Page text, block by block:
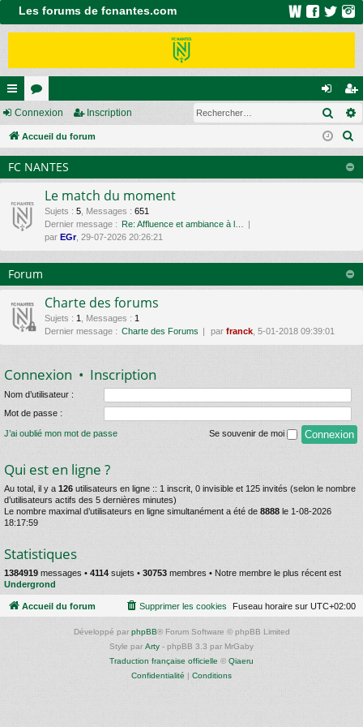
Les forums de fcnantes.com
ac
co
ur
ci
or
u
m
s
on
ne
on
ns
cri
pti
on
Connexion Inscription
Accueil du forum
FC NANTES
Le match du moment
Sujets : 5 Messages : 651
Dernier message : Re: Affluence et ambiance à l…
par EGr, 29-07-2026 20:26:21
Forum
Charte des forums
Sujets : 1 Messages : 1
Dernier message : Charte des Forums par franck , 5-01-2018 09:39:01
Connexion • Inscription
Nom d’utilisateur :
Mot de passe :
J’ai oublié mon mot de passe Se souvenir de moi
Qui est en ligne ?
Au total, il y a 126 utilisateurs en ligne :: 1 inscrit, 0 invisible et 125 invités (selon le nombre
d’utilisateurs actifs des 5 dernières minutes)
Le nombre maximal d’utilisateurs en ligne simultanément a été de 8888 le 1-08-2026
18:17:59
Statistiques
1384919 messages • 4114 sujets • 30753 membres • Notre membre le plus récent est
Undergrond
Accueil du forum Fuseau horaire sur UTC+02:00
Supprimer les cookies
Développé par phpBB® Forum Software © phpBB Limited
Style par Arty - phpBB 3.3 par MrGaby
Traduction française officielle © Qiaeru
Confidentialité | Conditions